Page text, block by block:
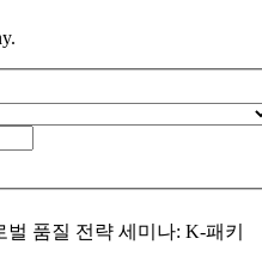
품질 전략 세미나: K-패키